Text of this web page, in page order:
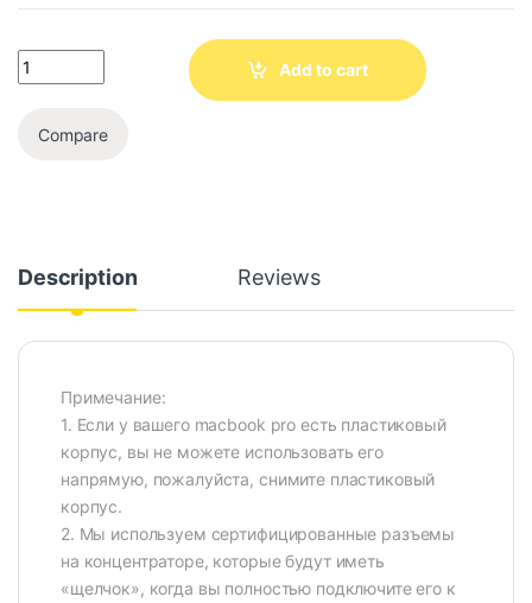
Add to cart
Compare
Description Reviews
Примечание:
1. Если у вашего macbook pro есть пластиковый
корпус, вы не можете использовать его
напрямую, пожалуйста, снимите пластиковый
корпус.
2. Мы используем сертифицированные разъемы
на концентраторе, которые будут иметь
«щелчок», когда вы полностью подключите его к